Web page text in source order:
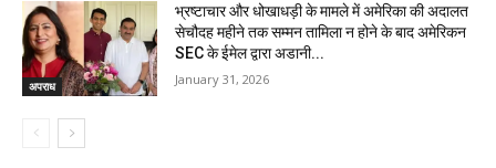
अपराध
भ्रष्टाचार और धोखाधड़ी के मामले में अमेरिका की अदालत
सेचौदह महीने तक सम्मन तामिला न होने के बाद अमेरिकन
SEC के ईमेल द्वारा अडानी...
January 31, 2026